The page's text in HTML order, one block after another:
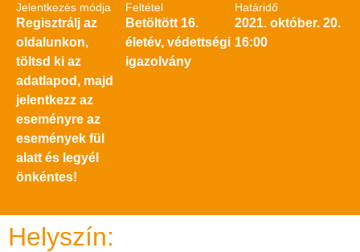
Jelentkezés módja
Regisztrálj az
oldalunkon,
töltsd ki az
adatlapod, majd
jelentkezz az
eseményre az
események fül
alatt és legyél
önkéntes!
Feltétel
Betöltött 16.
életév, védettségi
igazolvány
Határidő
2021. október. 20.
16:00
Helyszín: